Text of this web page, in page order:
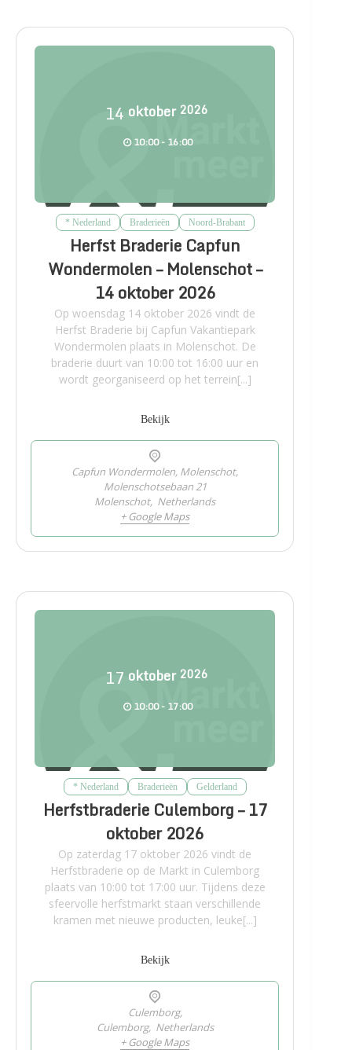
14 oktober 2026
10:00 - 16:00
* Nederland Braderieën Noord-Brabant
Herfst Braderie Capfun
Wondermolen – Molenschot –
14 oktober 2026
Op woensdag 14 oktober 2026 vindt de
Herfst Braderie bij Capfun Vakantiepark
Wondermolen plaats in Molenschot. De
braderie duurt van 10:00 tot 16:00 uur en
wordt georganiseerd op het terrein[...]
Bekijk
Capfun Wondermolen, Molenschot,
Molenschotsebaan 21
Molenschot, Netherlands
+ Google Maps
17 oktober 2026
10:00 - 17:00
* Nederland Braderieën Gelderland
Herfstbraderie Culemborg – 17
oktober 2026
Op zaterdag 17 oktober 2026 vindt de
Herfstbraderie op de Markt in Culemborg
plaats van 10:00 tot 17:00 uur. Tijdens deze
sfeervolle herfstmarkt staan verschillende
kramen met nieuwe producten, leuke[...]
Bekijk
Culemborg,
Culemborg, Netherlands
+ Google Maps